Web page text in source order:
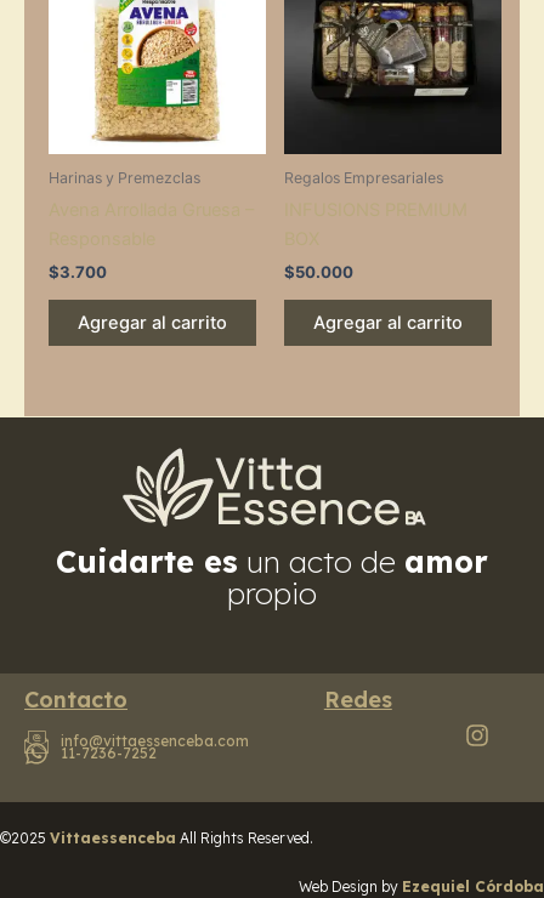
Harinas y Premezclas
$3.700
Agregar al carrito
Regalos Empresariales
$50.000
Agregar al carrito
Cuidarte es un acto de amor
propio
Contacto
info@vittaessenceba.com
11-7236-7252
Redes
©2025 Vittaessenceba All Rights Reserved.
Web Design by Ezequiel Córdoba